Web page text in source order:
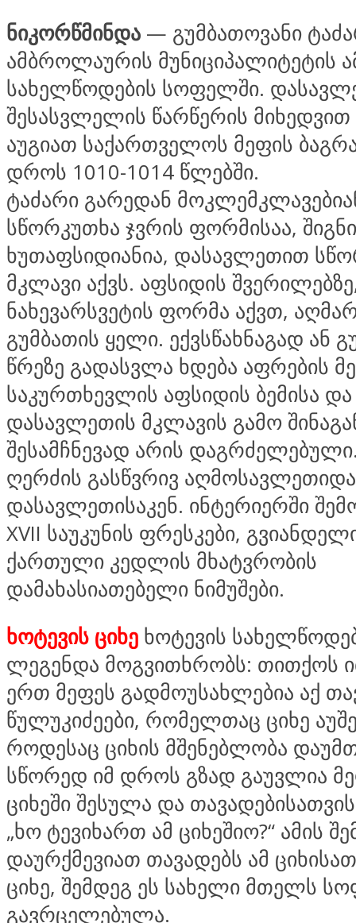
ნიკორწმინდა — გუმბათოვანი
ამბროლაურის მუნიციპალიტეტის
სახელწოდების სოფელში.
შესასვლელის წარწერის მიხედვით
აუგიათ საქართველოს მეფის
დროს 1010-1014 წლებში.
ტაძარი გარედან
სწორკუთხა ჯვრის ფორმისაა,
ხუთაფსიდიანია, დასავლეთით
მკლავი აქვს. აფსიდის
ნახევარსვეტის ფორმა აქვთ,
გუმბათის ყელი. ექვსწახნაგად ან
წრეზე გადასვლა ხდება აფრების
საკურთხევლის აფსიდის ბემისა და
დასავლეთის მკლავის გამო
შესამჩნევად არის
ღერძის გასწვრივ
დასავლეთისაკენ. ინტერიერში
XVII საუკუნის ფრესკები,
ქართული კედლის მხატვრობის
დამახასიათებელი ნიმუშები.
ხოტევის ციხე ხოტევის
ლეგენდა მოგვითხრობს: თითქოს
ერთ მეფეს გადმოუსახლებია აქ
წულუკიძეები, რომელთაც ციხე
როდესაც ციხის მშენებლობა
სწორედ იმ დროს გზად გაუვლია
ციხეში შესულა და
„ხო ტევიხართ ამ ციხეშიო?“ ამის
დაურქმევიათ თავადებს ამ
ციხე, შემდეგ ეს სახელი მთელს
გავრცელებულა.